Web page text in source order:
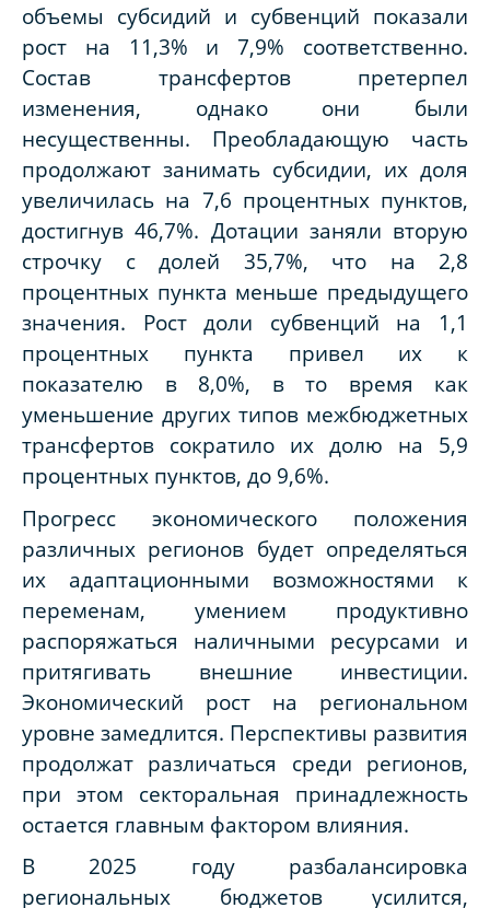
объемы субсидий и субвенций показали
рост на 11,3% и 7,9% соответственно.
Состав трансфертов претерпел
изменения, однако они были
несущественны. Преобладающую часть
продолжают занимать субсидии, их доля
увеличилась на 7,6 процентных пунктов,
достигнув 46,7%. Дотации заняли вторую
строчку с долей 35,7%, что на 2,8
процентных пункта меньше предыдущего
значения. Рост доли субвенций на 1,1
процентных пункта привел их к
показателю в 8,0%, в то время как
уменьшение других типов межбюджетных
трансфертов сократило их долю на 5,9
процентных пунктов, до 9,6%.
Прогресс экономического положения
различных регионов будет определяться
их адаптационными возможностями к
переменам, умением продуктивно
распоряжаться наличными ресурсами и
притягивать внешние инвестиции.
Экономический рост на региональном
уровне замедлится. Перспективы развития
продолжат различаться среди регионов,
при этом секторальная принадлежность
остается главным фактором влияния.
В 2025 году разбалансировка
региональных бюджетов усилится,